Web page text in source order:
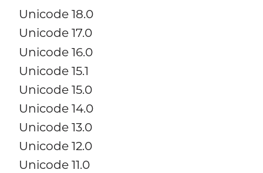
Unicode 18.0
Unicode 17.0
Unicode 16.0
Unicode 15.1
Unicode 15.0
Unicode 14.0
Unicode 13.0
Unicode 12.0
Unicode 11.0